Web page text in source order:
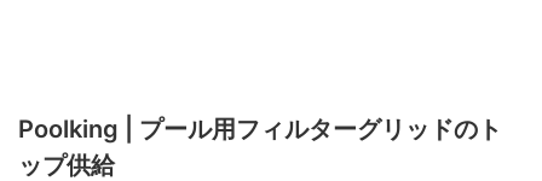
Poolking | プール用フィルターグリッドのト
ップ供給